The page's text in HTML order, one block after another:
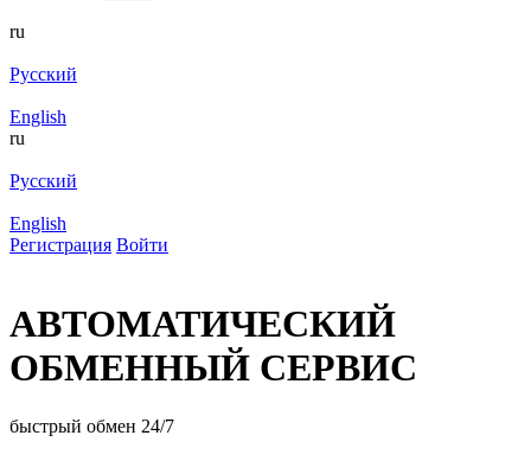
ru
Русский
English
ru
Русский
English
Регистрация Войти
АВТОМАТИЧЕСКИЙ
ОБМЕННЫЙ СЕРВИС
быстрый обмен 24/7